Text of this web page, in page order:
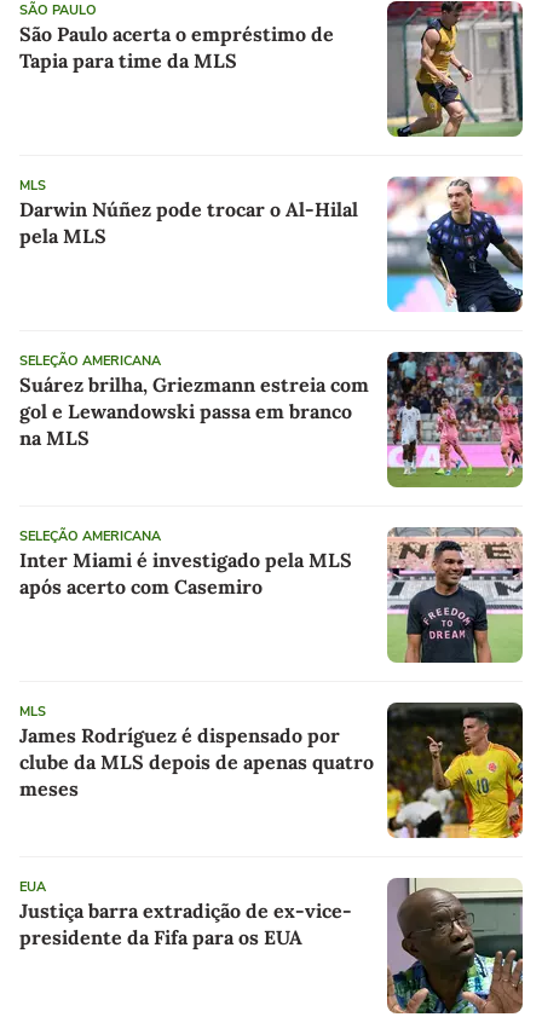
SÃO PAULO
São Paulo acerta o empréstimo de
Tapia para time da MLS
MLS
Darwin Núñez pode trocar o Al-Hilal
pela MLS
SELEÇÃO AMERICANA
Suárez brilha, Griezmann estreia com
gol e Lewandowski passa em branco
na MLS
SELEÇÃO AMERICANA
Inter Miami é investigado pela MLS
após acerto com Casemiro
MLS
James Rodríguez é dispensado por
clube da MLS depois de apenas quatro
meses
EUA
Justiça barra extradição de ex-vice-
presidente da Fifa para os EUA